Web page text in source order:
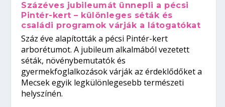
Százéves jubileumát ünnepli a pécsi
Pintér-kert – különleges séták és
családi programok várják a látogatókat
Száz éve alapították a pécsi Pintér-kert
arborétumot. A jubileum alkalmából vezetett
séták, növénybemutatók és
gyermekfoglalkozások várják az érdeklődőket a
Mecsek egyik legkülönlegesebb természeti
helyszínén.